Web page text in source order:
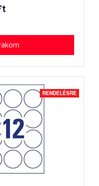
RENDELÉSRE